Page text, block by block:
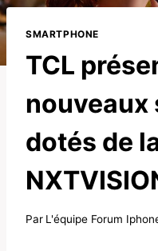
SMARTPHONE
TCL
nouveaux
dotés de
Par L'équipe Forum